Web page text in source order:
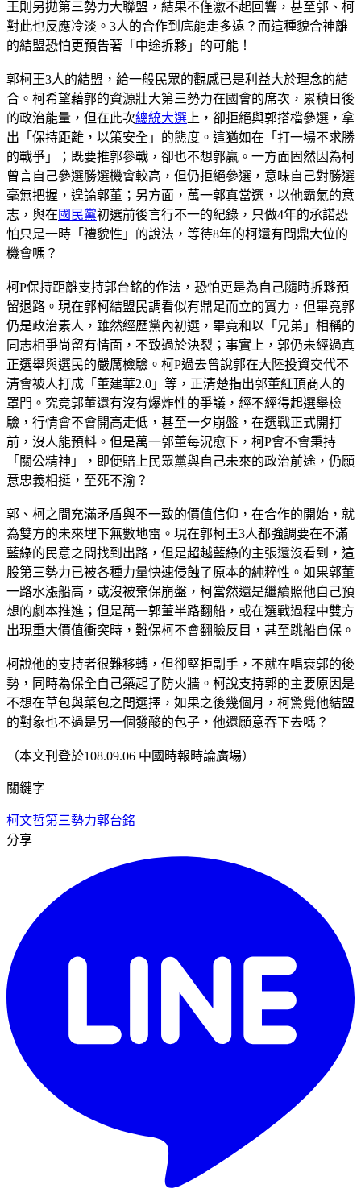
王則另拋第三勢力大聯盟，結果不僅激不起回響，甚至郭、柯
對此也反應冷淡。3人的合作到底能走多遠？而這種貌合神離
的結盟恐怕更預告著「中途拆夥」的可能！
郭柯王3人的結盟，給一般民眾的觀感已是利益大於理念的結
合。柯希望藉郭的資源壯大第三勢力在國會的席次，累積日後
的政治能量，但在此次總統大選 上，卻拒絕與郭搭檔參選，拿
出「保持距離，以策安全」的態度。這猶如在「打一場不求勝
的戰爭」；既要推郭參戰，卻也不想郭贏。一方面固然因為柯
曾言自己參選勝選機會較高，但仍拒絕參選，意味自己對勝選
毫無把握，遑論郭董；另方面，萬一郭真當選，以他霸氣的意
志，與在 國民黨初選前後言行不一的紀錄，只做4年的承諾恐
怕只是一時「禮貌性」的說法，等待8年的柯還有問鼎大位的
機會嗎？
柯P保持距離支持郭台銘的作法，恐怕更是為自己隨時拆夥預
留退路。現在郭柯結盟民調看似有鼎足而立的實力，但畢竟郭
仍是政治素人，雖然經歷黨內初選，畢竟和以「兄弟」相稱的
同志相爭尚留有情面，不致過於決裂；事實上，郭仍未經過真
正選舉與選民的嚴厲檢驗。柯P過去曾說郭在大陸投資交代不
清會被人打成「董建華2.0」等，正清楚指出郭董紅頂商人的
罩門。究竟郭董還有沒有爆炸性的爭議，經不經得起選舉檢
驗，行情會不會開高走低，甚至一夕崩盤，在選戰正式開打
前，沒人能預料。但是萬一郭董每況愈下，柯P會不會秉持
「關公精神」，即便賠上民眾黨與自己未來的政治前途，仍願
意忠義相挺，至死不渝？
郭、柯之間充滿矛盾與不一致的價值信仰，在合作的開始，就
為雙方的未來埋下無數地雷。現在郭柯王3人都強調要在不滿
藍綠的民意之間找到出路，但是超越藍綠的主張還沒看到，這
股第三勢力已被各種力量快速侵蝕了原本的純粹性。如果郭董
一路水漲船高，或沒被棄保崩盤，柯當然還是繼續照他自己預
想的劇本推進；但是萬一郭董半路翻船，或在選戰過程中雙方
出現重大價值衝突時，難保柯不會翻臉反目，甚至跳船自保。
柯說他的支持者很難移轉，但卻堅拒副手，不就在唱衰郭的後
勢，同時為保全自己築起了防火牆。柯說支持郭的主要原因是
不想在草包與菜包之間選擇，如果之後幾個月，柯驚覺他結盟
的對象也不過是另一個發酸的包子，他還願意吞下去嗎？
（本文刊登於108.09.06 中國時報時論廣場）
關鍵字
柯文哲第三勢力郭台銘
分享